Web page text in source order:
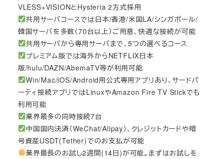
VLESS+VISIONとHysteria 2方式採用
共用サーバコースでは日本/香港/米国LA/シンガポール/
韓国サーバを多数（70台以上）ご用意、快適な接続が可能
共用サーバから専用サーバまで、5つの選べるコース
プレミアム版では海外からNETFLIX日本
版/hulu/DAZN/AbemaTV等が利用可能
Win/Mac/iOS/Android用公式専用アプリあり、サードパ
ーティ接続アプリではLinuxやAmazon Fire TV Stickでも
利用可能
業界最多の同時接続7台
中国国内決済（WeChat/Alipay）、クレジットカードや暗
号資産USDT(Tether)でのお支払が可能
業界最長のお試し2週間(14日)が可能。まずはお試しを